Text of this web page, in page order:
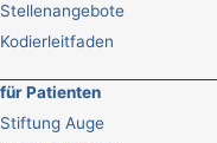
Stellenangebote
Kodierleitfaden
für Patienten
Stiftung Auge